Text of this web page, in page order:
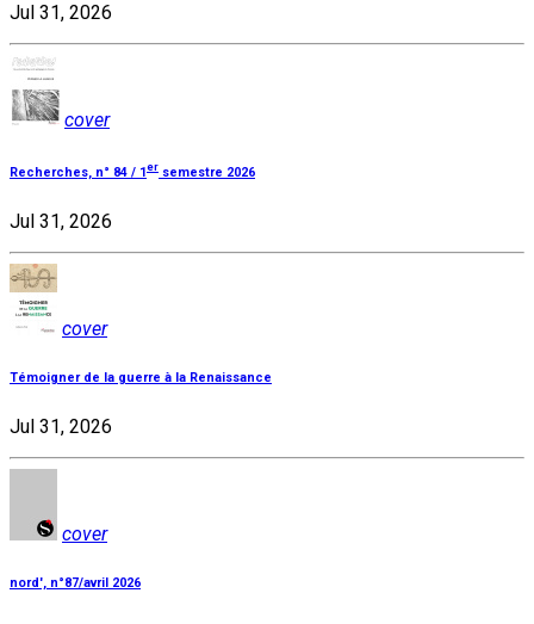
Jul 31, 2026
cover
Recherches, n° 84 / 1er semestre 2026
Jul 31, 2026
cover
Témoigner de la guerre à la Renaissance
Jul 31, 2026
cover
nord', n°87/avril 2026